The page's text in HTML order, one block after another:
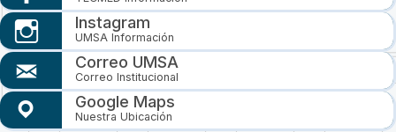
Instagram
UMSA Información
Correo UMSA
Correo Institucional
Google Maps
Nuestra Ubicación